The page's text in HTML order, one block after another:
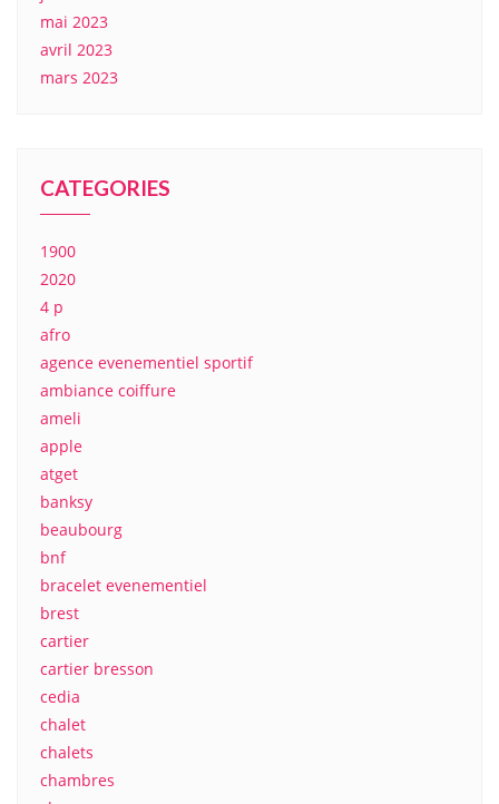
mai 2023
avril 2023
mars 2023
CATEGORIES
1900
2020
4 p
afro
agence evenementiel sportif
ambiance coiffure
ameli
apple
atget
banksy
beaubourg
bnf
bracelet evenementiel
brest
cartier
cartier bresson
cedia
chalet
chalets
chambres